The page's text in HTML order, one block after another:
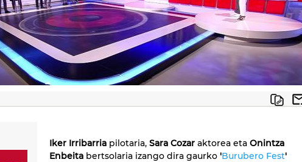
Iker Irribarria pilotaria, Sara Cozar aktorea eta Onintza
Enbeita bertsolaria izango dira gaurko 'Burubero Fest'